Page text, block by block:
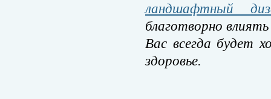
ландшафтный
благотворно
Вас всегда будет
здоровье.